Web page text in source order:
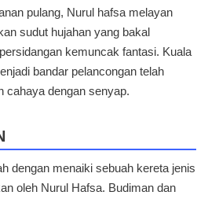
pulang, Nurul hafsa melayan
sudut hujahan yang bakal
kemuncak fantasi. Kuala
bandar pelancongan telah
cahaya dengan senyap.
dengan menaiki sebuah kereta jenis
oleh Nurul Hafsa. Budiman dan